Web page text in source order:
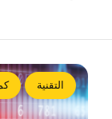
التقنية